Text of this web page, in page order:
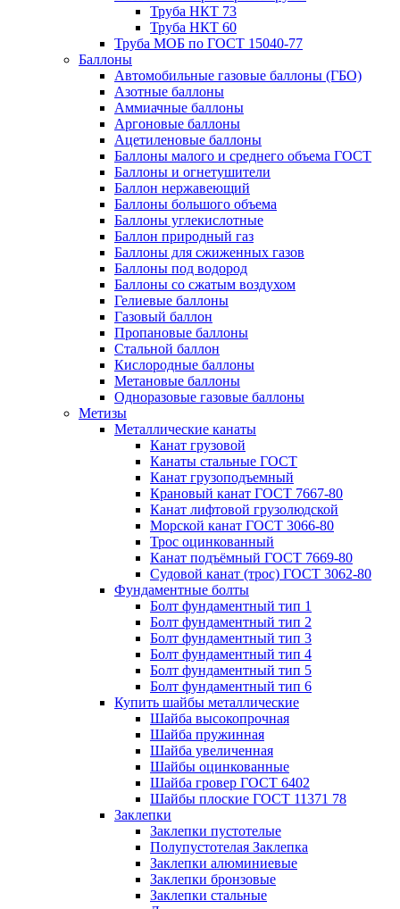
Труба НКТ 73
Труба НКТ 60
Труба МОБ по ГОСТ 15040-77
Баллоны
Автомобильные газовые баллоны (ГБО)
Азотные баллоны
Аммиачные баллоны
Аргоновые баллоны
Ацетиленовые баллоны
Баллоны малого и среднего объема ГОСТ
Баллоны и огнетушители
Баллон нержавеющий
Баллоны большого объема
Баллоны углекислотные
Баллон природный газ
Баллоны для сжиженных газов
Баллоны под водород
Баллоны со сжатым воздухом
Гелиевые баллоны
Газовый баллон
Пропановые баллоны
Стальной баллон
Кислородные баллоны
Метановые баллоны
Одноразовые газовые баллоны
Метизы
Металлические канаты
Канат грузовой
Канаты стальные ГОСТ
Канат грузоподъемный
Крановый канат ГОСТ 7667-80
Канат лифтовой грузолюдской
Морской канат ГОСТ 3066-80
Трос оцинкованный
Канат подъёмный ГОСТ 7669-80
Судовой канат (трос) ГОСТ 3062-80
Фундаментные болты
Болт фундаментный тип 1
Болт фундаментный тип 2
Болт фундаментный тип 3
Болт фундаментный тип 4
Болт фундаментный тип 5
Болт фундаментный тип 6
Купить шайбы металлические
Шайба высокопрочная
Шайба пружинная
Шайба увеличенная
Шайбы оцинкованные
Шайба гровер ГОСТ 6402
Шайбы плоские ГОСТ 11371 78
Заклепки
Заклепки пустотелые
Полупустотелая Заклепка
Заклепки алюминиевые
Заклепки бронзовые
Заклепки стальные